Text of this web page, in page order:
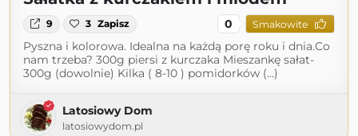
9 3 Zapisz 0 Smakowite
Pyszna i kolorowa. Idealna na każdą porę roku i dnia.Co
nam trzeba? 300g piersi z kurczaka Mieszankę sałat-
300g (dowolnie) Kilka ( 8-10 ) pomidorków (...)
Latosiowy Dom
latosiowydom.pl